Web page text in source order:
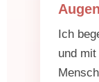
Ich
und